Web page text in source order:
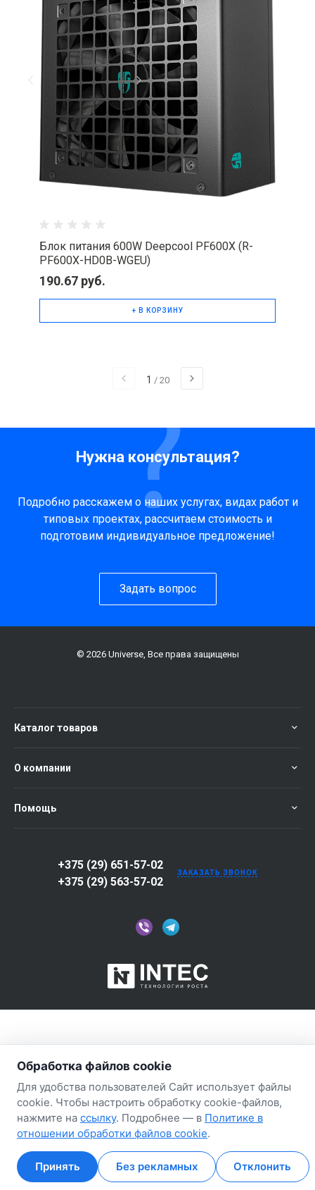
Главная Кабинет Избранные Сравнение
Главная Кабинет Избранные Сравнение
Блок питания 600W Deepcool PF600X (R-
PF600X-HD0B-WGEU)
190.67 руб.
+ В КОРЗИНУ
1 / 20
Нужна консультация?
Подробно расскажем о наших услугах, видах работ и
типовых проектах, рассчитаем стоимость и
подготовим индивидуальное предложение!
Задать вопрос
© 2026 Universe, Все права защищены
Каталог товаров
О компании
Помощь
+375 (29) 651-57-02
+375 (29) 563-57-02
ЗАКАЗАТЬ ЗВОНОК
Обработка файлов cookie
Для удобства пользователей Сайт использует файлы
cookie. Чтобы настроить обработку cookie-файлов,
нажмите на ссылку. Подробнее — в Политике в
отношении обработки файлов cookie.
Принять Без рекламных Отклонить